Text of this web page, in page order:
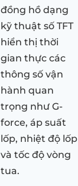
đồng hồ dạng
kỹ thuật số TFT
hiển thị thời
gian thực các
thông số vận
hành quan
trọng như G-
force, áp suất
lốp, nhiệt độ lốp
và tốc độ vòng
tua.